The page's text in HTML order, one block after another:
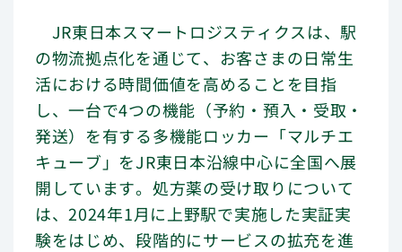
JR東日本スマートロジスティクスは、駅
の物流拠点化を通じて、お客さまの日常生
活における時間価値を高めることを目指
し、一台で4つの機能（予約・預入・受取・
発送）を有する多機能ロッカー「マルチエ
キューブ」をJR東日本沿線中心に全国へ展
開しています。処方薬の受け取りについて
は、2024年1月に上野駅で実施した実証実
験をはじめ、段階的にサービスの拡充を進
メッセージ
会社概要
ニュース
ロッカー設置をご検討のお客さま
よくあるご質問